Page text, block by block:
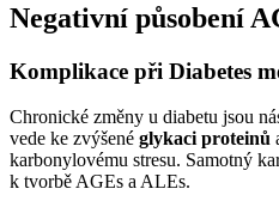
Negativní působení
Komplikace při Diabetes
Chronické změny u diabetu jsou
vede ke zvýšené glykaci proteinů
karbonylovému stresu. Samotný
k tvorbě AGEs a ALEs.